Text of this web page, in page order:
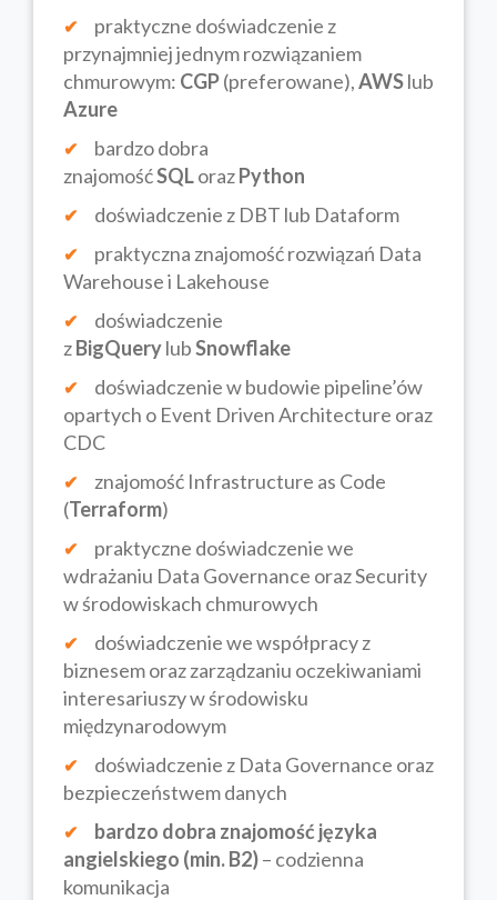
praktyczne doświadczenie z
przynajmniej jednym rozwiązaniem
chmurowym: CGP(preferowane),AWSlub
Azure
bardzo dobra
znajomośćSQLorazPython
doświadczenie z DBT lub Dataform
praktyczna znajomość rozwiązań Data
Warehouse i Lakehouse
doświadczenie
zBigQuerylubSnowflake
doświadczenie w budowie pipeline’ów
opartych o Event Driven Architecture oraz
CDC
znajomość Infrastructure as Code
(Terraform)
praktyczne doświadczenie we
wdrażaniu Data Governance oraz Security
w środowiskach chmurowych
doświadczenie we współpracy z
biznesem oraz zarządzaniu oczekiwaniami
interesariuszy w środowisku
międzynarodowym
doświadczenie z Data Governance oraz
bezpieczeństwem danych
bardzo dobra znajomość języka
angielskiego (min. B2)– codzienna
komunikacja